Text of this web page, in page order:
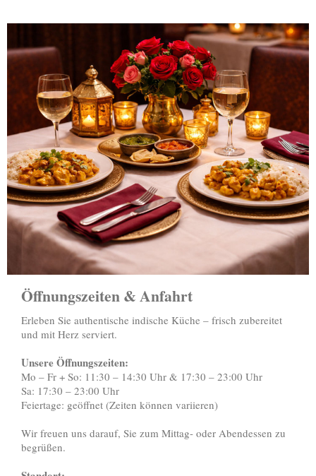
Öffnungszeiten & Anfahrt
Erleben Sie authentische indische Küche – frisch zubereitet
und mit Herz serviert.
Unsere Öffnungszeiten:
Mo – Fr + So: 11:30 – 14:30 Uhr & 17:30 – 23:00 Uhr
Sa: 17:30 – 23:00 Uhr
Feiertage: geöffnet (Zeiten können variieren)
Wir freuen uns darauf, Sie zum Mittag- oder Abendessen zu
begrüßen.